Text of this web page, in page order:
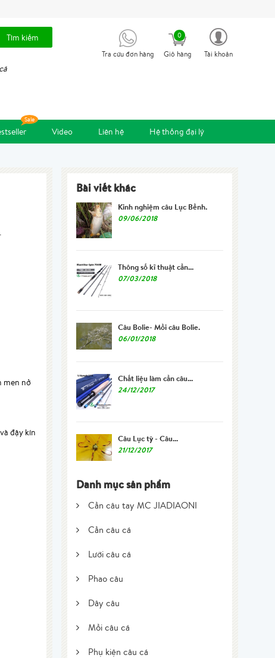
Tìm kiếm
Tra cứu đơn hàng Giỏ hàng
0
Tài khoản
Video Liên hệ Hệ thống đại lý
men nở
đậy kín
Bài viết khác
Kinh nghiệm câu Lục Bềnh.
09/06/2018
Thông số kĩ thuật cần...
07/03/2018
Câu Bolie- Mồi câu Bolie.
06/01/2018
Chất liệu làm cần câu...
24/12/2017
Câu Lục tỳ - Câu...
21/12/2017
Danh mục sản phẩm
Cần câu tay MC JIADIAONI
Cần câu cá
Lưỡi câu cá
Phao câu
Dây câu
Mồi câu cá
Phụ kiện câu cá